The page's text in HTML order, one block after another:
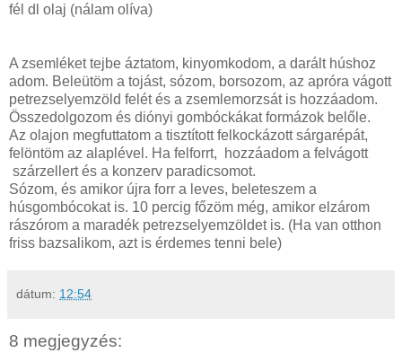
fél dl olaj (nálam olíva)
A zsemléket tejbe áztatom, kinyomkodom, a darált húshoz
adom. Beleütöm a tojást, sózom, borsozom, az apróra vágott
petrezselyemzöld felét és a zsemlemorzsát is hozzáadom.
Összedolgozom és diónyi gombóckákat formázok belőle.
Az olajon megfuttatom a tisztított felkockázott sárgarépát,
felöntöm az alaplével. Ha felforrt, hozzáadom a felvágott
szárzellert és a konzerv paradicsomot.
Sózom, és amikor újra forr a leves, beleteszem a
húsgombócokat is. 10 percig főzöm még, amikor elzárom
rászórom a maradék petrezselyemzöldet is. (Ha van otthon
friss bazsalikom, azt is érdemes tenni bele)
dátum: 12:54
8 megjegyzés: